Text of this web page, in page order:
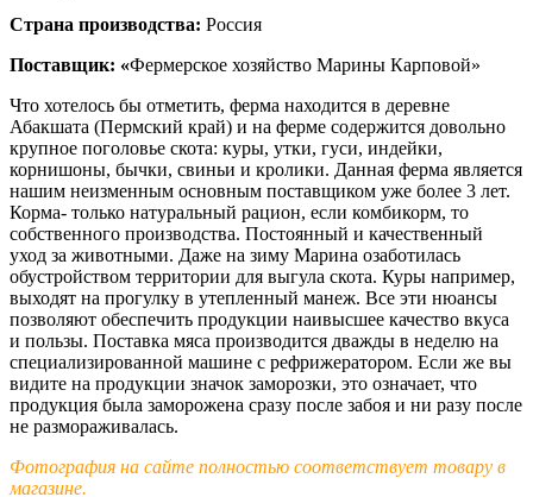
Страна производства: Россия
Поставщик: «Фермерское хозяйство Марины Карповой»
Что хотелось бы отметить, ферма находится в деревне
Абакшата (Пермский край) и на ферме содержится довольно
крупное поголовье скота: куры, утки, гуси, индейки,
корнишоны, бычки, свиньи и кролики. Данная ферма является
нашим неизменным основным поставщиком уже более 3 лет.
Корма- только натуральный рацион, если комбикорм, то
собственного производства. Постоянный и качественный
уход за животными. Даже на зиму Марина озаботилась
обустройством территории для выгула скота. Куры например,
выходят на прогулку в утепленный манеж. Все эти нюансы
позволяют обеспечить продукции наивысшее качество вкуса
и пользы. Поставка мяса производится дважды в неделю на
специализированной машине с рефрижератором. Если же вы
видите на продукции значок заморозки, это означает, что
продукция была заморожена сразу после забоя и ни разу после
не размораживалась.
Фотография на сайте полностью соответствует товару в
магазине.